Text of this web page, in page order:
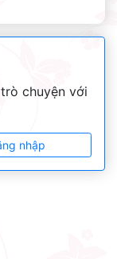
chuyện với
nhập